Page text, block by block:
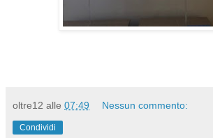
oltre12 alle 07:49 Nessun commento:
Condividi